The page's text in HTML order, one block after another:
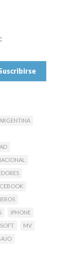
IPHONE
MV